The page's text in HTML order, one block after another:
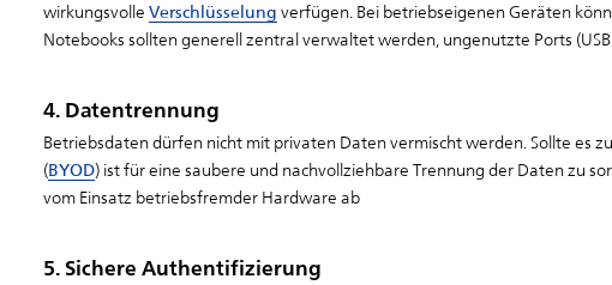
wirkungsvolle Verschlüsselung verfügen. Bei betriebseigenen Geräten
Notebooks sollten generell zentral verwaltet werden, ungenutzte Ports
4. Datentrennung
Betriebsdaten dürfen nicht mit privaten Daten vermischt werden. Sollte es
(BYOD) ist für eine saubere und nachvollziehbare Trennung der Daten zu
vom Einsatz betriebsfremder Hardware ab
5. Sichere Authentifizierung